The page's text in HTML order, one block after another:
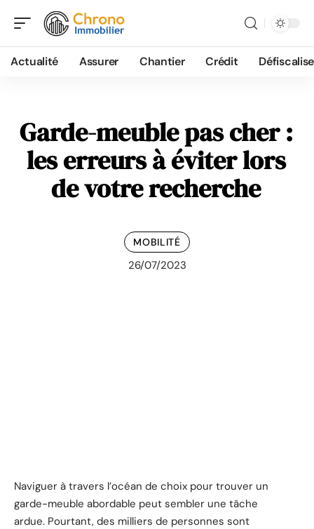
Actualité Assurer Chantier Crédit
Garde-meuble pas cher :
les erreurs à éviter lors
de votre recherche
MOBILITÉ
26/07/2023
Naviguer à travers l’océan de choix pour trouver un
garde-meuble abordable peut sembler une tâche
ardue. Pourtant, des milliers de personnes sont